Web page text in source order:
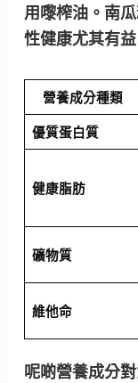
用嚟榨油。南
性健康尤其有益
營養成分種類
優質蛋白質
健康脂肪
礦物質
維他命
呢啲營養成分